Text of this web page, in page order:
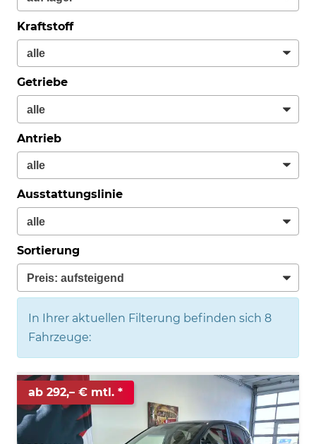
Kraftstoff
Getriebe
Antrieb
Ausstattungslinie
Sortierung
In Ihrer aktuellen Filterung befinden sich 8
Fahrzeuge:
ab 292,– € mtl.